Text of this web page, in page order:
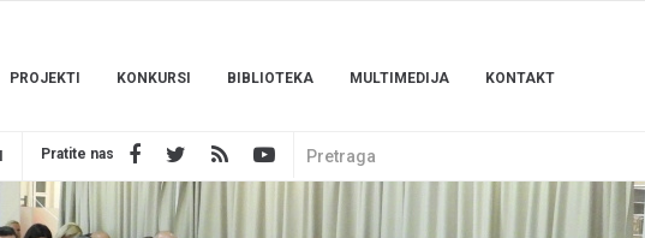
PROJEKTI KONKURSI BIBLIOTEKA MULTIMEDIJA KONTAKT
Pratite nas